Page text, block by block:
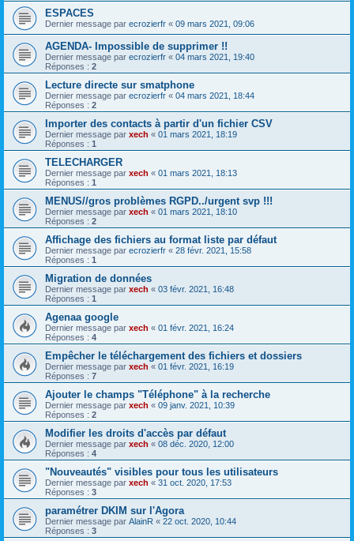
ESPACES
Dernier message par ecrozierfr « 09 mars 2021, 09:06
AGENDA- Impossible de supprimer !!
Dernier message par ecrozierfr « 04 mars 2021, 19:40
Réponses : 2
Lecture directe sur smatphone
Dernier message par ecrozierfr « 04 mars 2021, 18:44
Réponses : 2
Importer des contacts à partir d'un fichier CSV
Dernier message par xech « 01 mars 2021, 18:19
Réponses : 1
TELECHARGER
Dernier message par xech « 01 mars 2021, 18:13
Réponses : 1
MENUS//gros problèmes RGPD../urgent svp !!!
Dernier message par xech « 01 mars 2021, 18:10
Réponses : 2
Affichage des fichiers au format liste par défaut
Dernier message par ecrozierfr « 28 févr. 2021, 15:58
Réponses : 1
Migration de données
Dernier message par xech « 03 févr. 2021, 16:48
Réponses : 1
Agenaa google
Dernier message par xech « 01 févr. 2021, 16:24
Réponses : 4
Empêcher le téléchargement des fichiers et dossiers
Dernier message par xech « 01 févr. 2021, 16:19
Réponses : 7
Ajouter le champs "Téléphone" à la recherche
Dernier message par xech « 09 janv. 2021, 10:39
Réponses : 2
Modifier les droits d'accès par défaut
Dernier message par xech « 08 déc. 2020, 12:00
Réponses : 4
"Nouveautés" visibles pour tous les utilisateurs
Dernier message par xech « 31 oct. 2020, 17:53
Réponses : 3
paramétrer DKIM sur l'Agora
Dernier message par AlainR « 22 oct. 2020, 10:44
Réponses : 3